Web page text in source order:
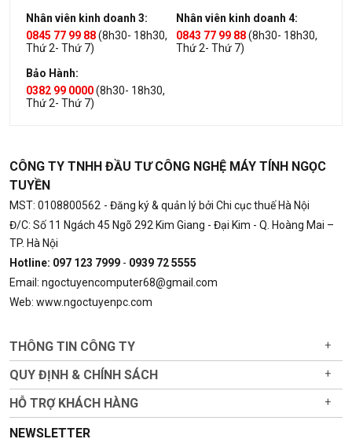
Nhân viên kinh doanh 3:
0845 77 99 88(8h30- 18h30,
Thứ 2- Thứ 7)
Nhân viên kinh doanh 4:
0843 77 99 88(8h30- 18h30,
Thứ 2- Thứ 7)
Bảo Hành:
0382 99 0000(8h30- 18h30,
Thứ 2- Thứ 7)
CÔNG TY TNHH ĐẦU TƯ CÔNG NGHỆ MÁY TÍNH NGỌC
TUYỀN
MST: 0108800562 - Đăng ký & quản lý bởi Chi cục thuế Hà Nội
Đ/C: Số 11 Ngách 45 Ngõ 292 Kim Giang - Đại Kim - Q. Hoàng Mai –
TP. Hà Nội
Hotline: 097 123 7999 - 0939 72 5555
Email: ngoctuyencomputer68@gmail.com
Web: www.ngoctuyenpc.com
THÔNG TIN CÔNG TY +
QUY ĐỊNH & CHÍNH SÁCH +
HỖ TRỢ KHÁCH HÀNG +
NEWSLETTER